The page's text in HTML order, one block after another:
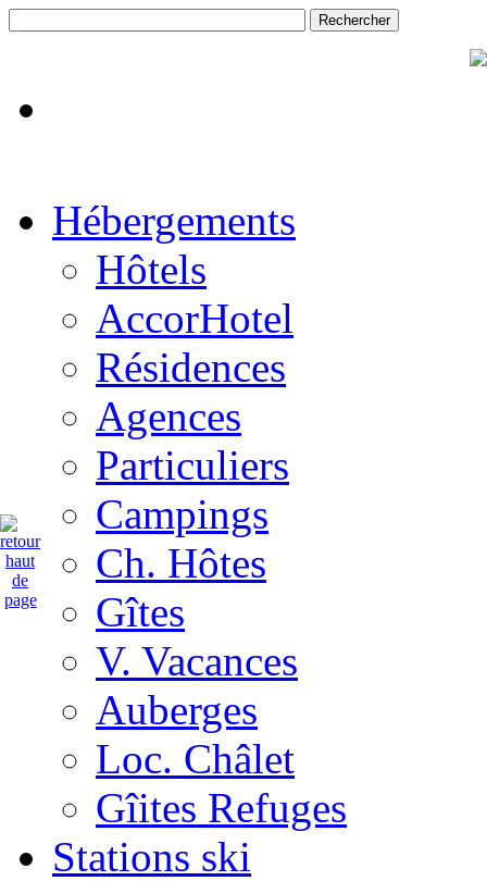
Hébergements
Hôtels
AccorHotel
Résidences
Agences
Particuliers
Campings
Ch. Hôtes
Gîtes
V. Vacances
Auberges
Loc. Châlet
Gîites Refuges
Stations ski